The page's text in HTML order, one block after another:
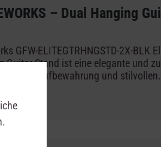
– Dual Hanging
GFW-ELITEGTRHNGSTD-2X-BLK
Guitar Stand ist eine elegante und
Aufbewahrung und stilvollen
zu zwei Gitarren oder Bässen. Ob im
Showroom oder im professionellen
dieser hochwertige Gitarrenständer
mit zuverlässiger
perfekt in Szene. Die robuste